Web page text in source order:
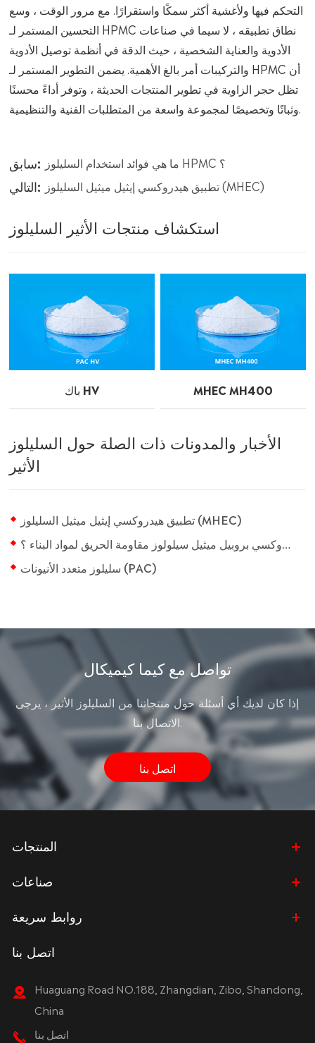
التحكم فيها ولأغشية أكثر سمكًا واستقرارًا. مع مرور الوقت ، وسع
التحسين المستمر لـ HPMC نطاق تطبيقه ، لا سيما في صناعات
الأدوية والعناية الشخصية ، حيث الدقة في أنظمة توصيل الأدوية
والتركيبات أمر بالغ الأهمية. يضمن التطوير المستمر لـ HPMC أن
تظل حجر الزاوية في تطوير المنتجات الحديثة ، وتوفر أداءً محسنًا
وثباتًا وتخصيصًا لمجموعة واسعة من المتطلبات الفنية والتنظيمية.
سابق: ما هي فوائد استخدام السليلوز HPMC ؟
التالي: تطبيق هيدروكسي إيثيل ميثيل السليلوز (MHEC)
استكشاف منتجات الأثير السليلوز
باك HV MHEC MH400
الأخبار والمدونات ذات الصلة حول السليلوز
الأثير
تطبيق هيدروكسي إيثيل ميثيل السليلوز (MHEC)
كيف يعزز هيدروكسي بروبيل ميثيل سيلولوز مقاومة الحريق لمواد البناء ؟
سليلوز متعدد الأنيونات (PAC)
تواصل مع كيما كيميكال
إذا كان لديك أي أسئلة حول منتجاتنا من السليلوز الأثير ، يرجى
الاتصال بنا.
اتصل بنا
المنتجات
صناعات
روابط سريعة
اتصل بنا
Huaguang Road NO.188, Zhangdian, Zibo, Shandong,
China
اتصل بنا